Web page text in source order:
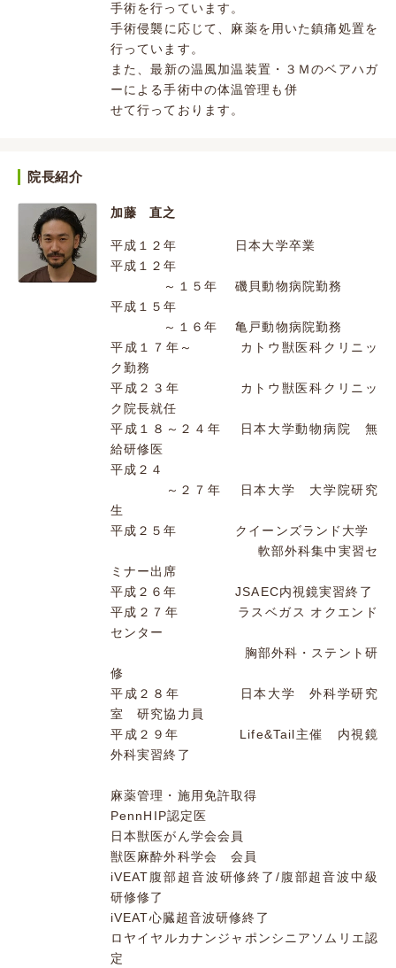
手術を行っています。
手術侵襲に応じて、麻薬を用いた鎮痛処置を
行っています。
また、最新の温風加温装置・３Ｍのベアハガ
ーによる手術中の体温管理も併
せて行っております。
院長紹介
加藤 直之
平成１２年 日本大学卒業
平成１２年
～１５年 磯貝動物病院勤務
平成１５年
～１６年 亀戸動物病院勤務
平成１７年～ カトウ獣医科クリニッ
ク勤務
平成２３年 カトウ獣医科クリニッ
ク院長就任
平成１８～２４年 日本大学動物病院 無
給研修医
平成２４
～２７年 日本大学 大学院研究
生
平成２５年 クイーンズランド大学
軟部外科集中実習セ
ミナー出席
平成２６年 JSAEC内視鏡実習終了
平成２７年 ラスベガス オクエンド
センター
胸部外科・ステント研
修
平成２８年 日本大学 外科学研究
室 研究協力員
平成２９年 Life&Tail主催 内視鏡
外科実習終了
麻薬管理・施用免許取得
PennHIP認定医
日本獣医がん学会会員
獣医麻酔外科学会 会員
iVEAT腹部超音波研修終了/腹部超音波中級
研修修了
iVEAT心臓超音波研修終了
ロヤイヤルカナンジャポンシニアソムリエ認
定